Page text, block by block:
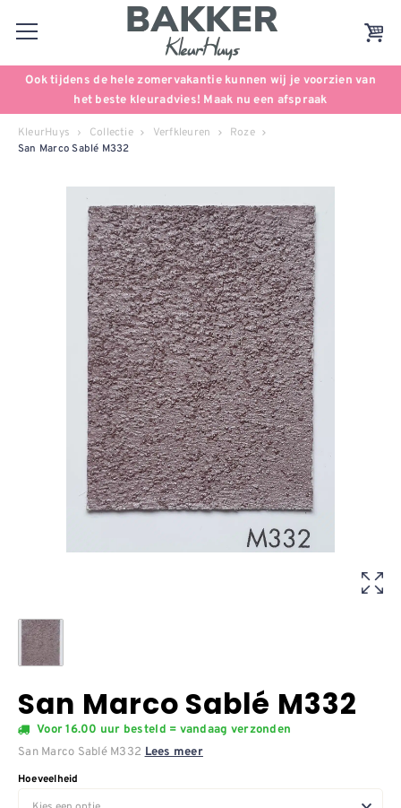
Ook tijdens de hele zomervakantie kunnen wij je voorzien van
het beste kleuradvies! Maak nu een afspraak
KleurHuys Collectie Verfkleuren Roze
San Marco Sablé M332
San Marco Sablé M332
Voor 16.00 uur besteld = vandaag verzonden
San Marco Sablé M332 Lees meer
Hoeveelheid